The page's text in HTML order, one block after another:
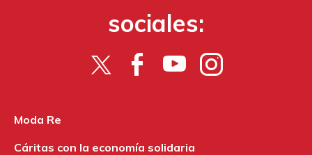
sociales:
Moda Re
Cáritas con la economía solidaria